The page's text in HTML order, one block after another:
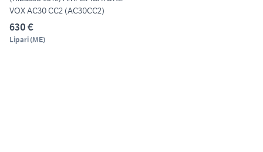
VOX AC30 CC2 (AC30CC2)
630 €
Lipari(ME)